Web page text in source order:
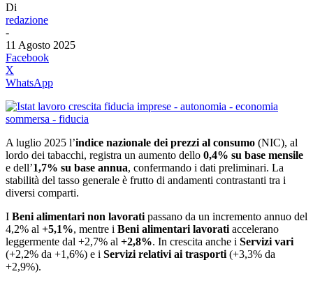
Di
redazione
-
11 Agosto 2025
Facebook
X
WhatsApp
A luglio 2025 l’indice nazionale dei prezzi al consumo (NIC), al
lordo dei tabacchi, registra un aumento dello 0,4% su base mensile
e dell’1,7% su base annua, confermando i dati preliminari. La
stabilità del tasso generale è frutto di andamenti contrastanti tra i
diversi comparti.
I Beni alimentari non lavorati passano da un incremento annuo del
4,2% al +5,1%, mentre i Beni alimentari lavorati accelerano
leggermente dal +2,7% al +2,8%. In crescita anche i Servizi vari
(+2,2% da +1,6%) e i Servizi relativi ai trasporti (+3,3% da
+2,9%).